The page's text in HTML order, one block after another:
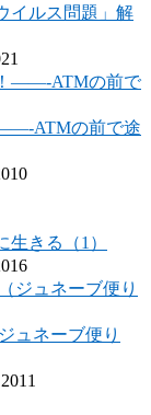
イルス問題」解
ATMの前で途
きる（1）
ュネーブ便り